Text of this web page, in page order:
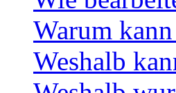
Warum
Weshalb